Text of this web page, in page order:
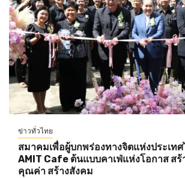
ข่าวทั่วไทย
สมาคมเพื่อผู้บกพร่องทางจิตแห่งประเทศ
AMIT Cafe ต้นแบบคาเฟ่แห่งโอกาส สร้
คุณค่า สร้างสังคม